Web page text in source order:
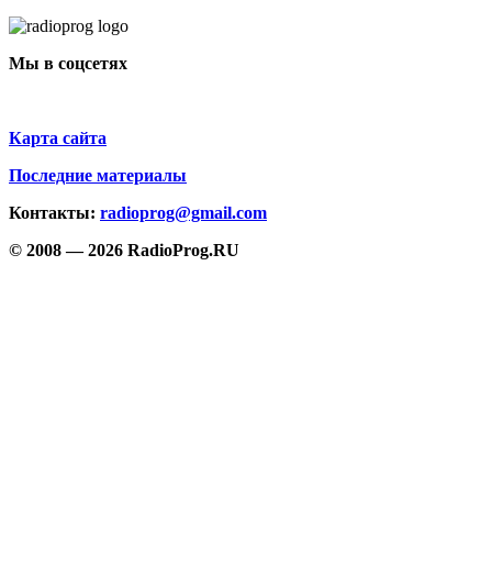
Мы в соцсетях
Карта сайта
Последние материалы
Контакты: radioprog@gmail.com
© 2008 — 2026 RadioProg.RU